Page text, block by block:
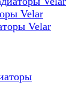
Velar
Velar